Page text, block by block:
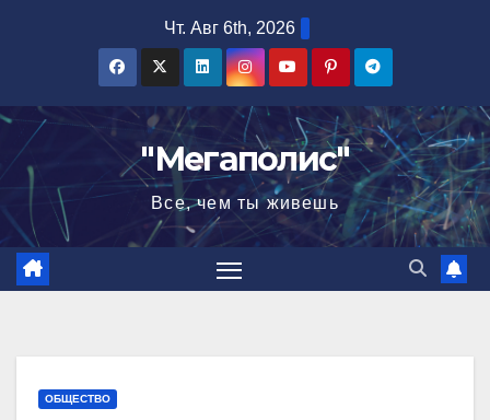
Чт. Авг 6th, 2026
"Мегаполис"
Все, чем ты живешь
ОБЩЕСТВО